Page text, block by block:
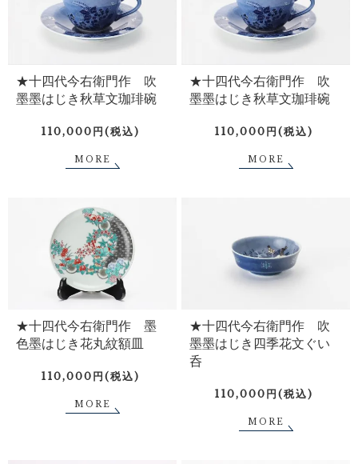
★十四代今右衛門作 吹
墨墨はじき秋草文珈琲碗
110,000円(税込)
MORE
★十四代今右衛門作 吹
墨墨はじき秋草文珈琲碗
110,000円(税込)
MORE
★十四代今右衛門作 墨
色墨はじき花丸紋額皿
110,000円(税込)
MORE
★十四代今右衛門作 吹
墨墨はじき四季花文ぐい
呑
110,000円(税込)
MORE